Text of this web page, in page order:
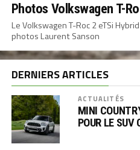
Photos Volkswagen T-
Le Volkswagen T-Roc 2 eTSi
photos Laurent Sanson
DERNIERS ARTICLES
ACTUALITÉS
MINI
POUR LE SUV